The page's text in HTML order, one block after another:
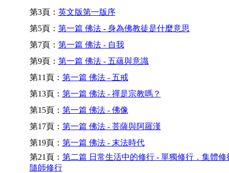
第3頁： 英文版第一版序
第5頁： 第一篇 佛法 - 身為佛教徒是什麼意思
第7頁： 第一篇 佛法 - 自我
第9頁： 第一篇 佛法 - 五蘊與意識
第11頁： 第一篇 佛法 - 五戒
第13頁： 第一篇 佛法 - 禪是宗教嗎？
第15頁： 第一篇 佛法 - 佛像
第17頁： 第一篇 佛法 - 菩薩與阿羅漢
第19頁： 第一篇 佛法 - 末法時代
第21頁： 第二篇 日常生活中的修行 - 單獨修行．集體修
隨師修行